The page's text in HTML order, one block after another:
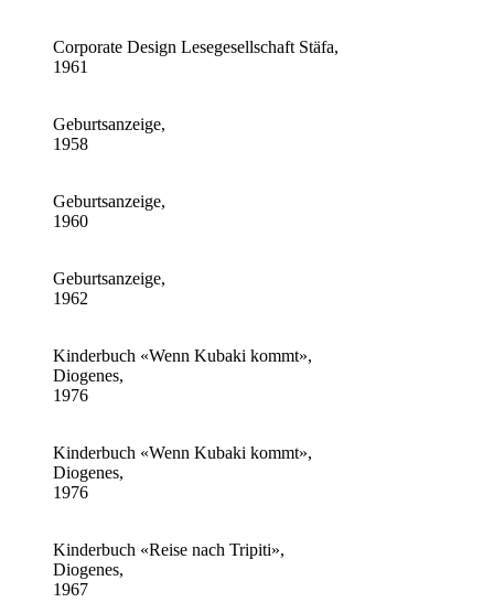
Corporate Design Lesegesellschaft Stäfa,
1961
Geburtsanzeige,
1958
Geburtsanzeige,
1960
Geburtsanzeige,
1962
Kinderbuch «Wenn Kubaki kommt»,
Diogenes,
1976
Kinderbuch «Wenn Kubaki kommt»,
Diogenes,
1976
Kinderbuch «Reise nach Tripiti»,
Diogenes,
1967